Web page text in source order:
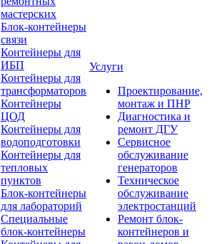
мастерских
Блок-контейнеры
связи
Контейнеры для
ИБП
Контейнеры для
трансформаторов
Контейнеры
ЦОД
Контейнеры для
водоподготовки
Контейнеры для
тепловых
пунктов
Блок-контейнеры
для лабораторий
Специальные
блок-контейнеры
Услуги
Проектирование,
монтаж и ПНР
Диагностика и
ремонт ДГУ
Сервисное
обслуживание
генераторов
Техническое
обслуживание
электростанций
Ремонт блок-
контейнеров и